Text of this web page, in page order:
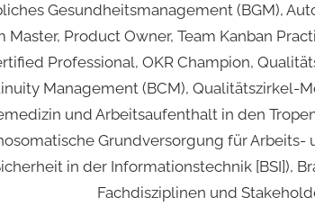
Gesundheitsmanagement (BGM),
Product Owner, Team Kanban
Professional, OKR Champion,
Management (BCM),
und Arbeitsaufenthalt in den
Grundversorgung für
in der Informationstechnik [BSI]),
Fachdisziplinen und